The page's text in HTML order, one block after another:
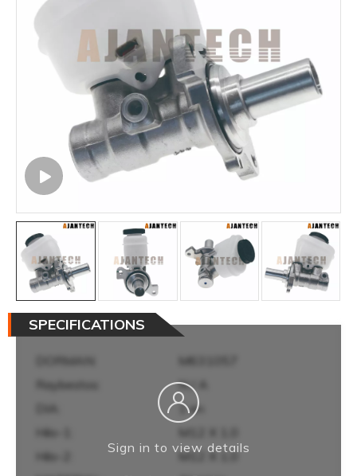
SPECIFICATIONS
DORMAN:
M631057
Raybestos:
N / A
1 en
Hilo-1:
M12 X 1,0
Hilo-2:
M12 X 1,0
Sign in to view details